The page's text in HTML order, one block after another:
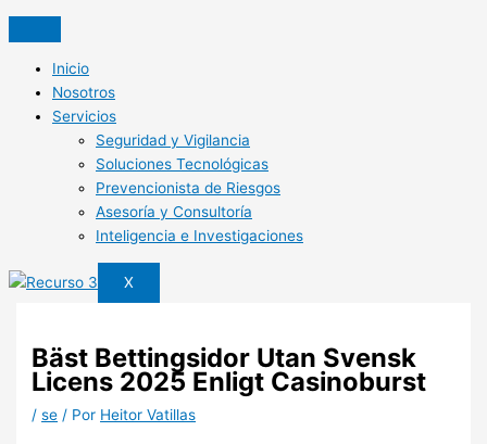
Inicio
Nosotros
Servicios
Seguridad y Vigilancia
Soluciones Tecnológicas
Prevencionista de Riesgos
Asesoría y Consultoría
Inteligencia e Investigaciones
X
Bäst Bettingsidor Utan Svensk
Licens 2025 Enligt Casinoburst
/se / Por Heitor Vatillas